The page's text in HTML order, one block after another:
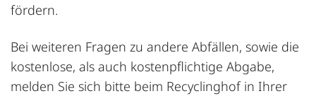
fördern.
Bei weiteren Fragen zu andere Abfällen, sowie die
kostenlose, als auch kostenpflichtige Abgabe,
melden Sie sich bitte beim Recyclinghof in Ihrer